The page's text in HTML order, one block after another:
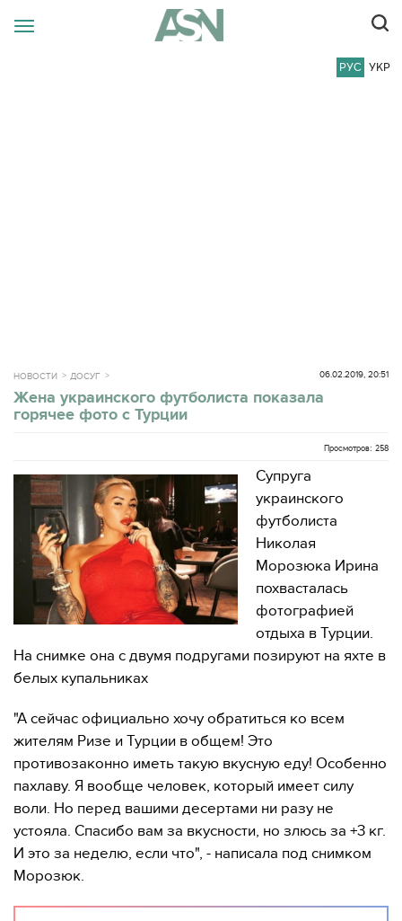
РУС УКР
НОВОСТИ ДОСУГ 06.02.2019, 20:51
Жена украинского футболиста показала
горячее фото с Турции
Просмотров: 258
Супруга
украинского
футболиста
Николая
Морозюка Ирина
похвасталась
фотографией
отдыха в Турции.
На снимке она с двумя подругами позируют на яхте в
белых купальниках
"А сейчас официально хочу обратиться ко всем
жителям Ризе и Турции в общем! Это
противозаконно иметь такую ​​вкусную еду! Особенно
пахлаву. Я вообще человек, который имеет силу
воли. Но перед вашими десертами ни разу не
устояла. Спасибо вам за вкусности, но злюсь за +3 кг.
И это за неделю, если что", - написала под снимком
Морозюк.